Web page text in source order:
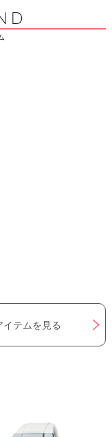
テムを見る